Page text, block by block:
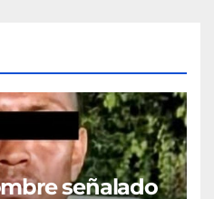
señalado